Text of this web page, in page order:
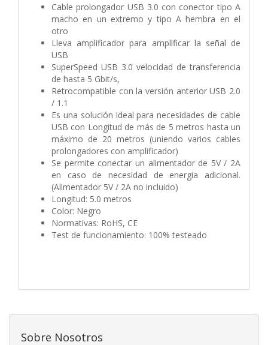
Cable prolongador USB 3.0 con conector tipo A
macho en un extremo y tipo A hembra en el
otro
Lleva amplificador para amplificar la señal de
USB
SuperSpeed USB 3.0 velocidad de transferencia
de hasta 5 Gbit/s,
Retrocompatible con la versión anterior USB 2.0
/ 1.1
Es una solución ideal para necesidades de cable
USB con Longitud de más de 5 metros hasta un
máximo de 20 metros (uniendo varios cables
prolongadores con amplificador)
Se permite conectar un alimentador de 5V / 2A
en caso de necesidad de energia adicional.
(Alimentador 5V / 2A no incluido)
Longitud: 5.0 metros
Color: Negro
Normativas: RoHS, CE
Test de funcionamiento: 100% testeado
Sobre Nosotros